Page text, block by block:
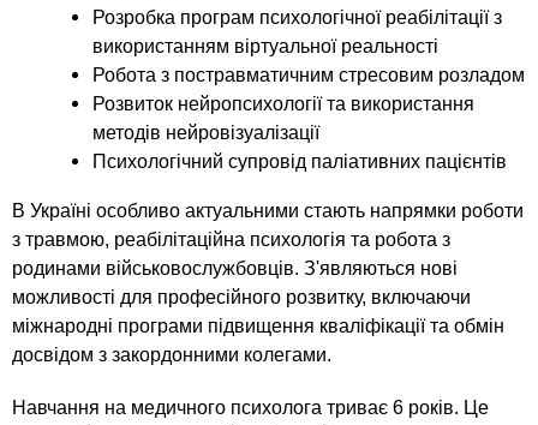
Розробка програм психологічної реабілітації з
використанням віртуальної реальності
Робота з постравматичним стресовим розладом
Розвиток нейропсихології та використання
методів нейровізуалізації
Психологічний супровід паліативних пацієнтів
В Україні особливо актуальними стають напрямки роботи
з травмою, реабілітаційна психологія та робота з
родинами військовослужбовців. З'являються нові
можливості для професійного розвитку, включаючи
міжнародні програми підвищення кваліфікації та обмін
досвідом з закордонними колегами.
Навчання на медичного психолога триває 6 років. Це